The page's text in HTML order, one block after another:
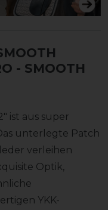
- SMOOTH
ist aus super
unterlegte Patch
verleihen
Optik,
YKK-